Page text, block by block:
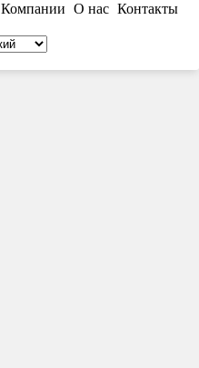
Компании О нас Контакты